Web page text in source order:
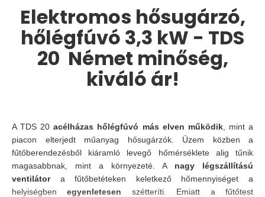
Elektromos hősugárzó,
hőlégfúvó 3,3 kW - TDS
20 Német minőség,
kiváló ár!
A TDS 20acélházas hőlégfúvó más elven működik, mint a
piacon elterjedt műanyag hősugárzók. Üzem közben a
fűtőberendezésből kiáramló levegő hőmérséklete alig tűnik
magasabbnak, mint a környezeté. A nagy légszállítású
ventilátora fűtőbetéteken keletkező hőmennyiséget a
helyiségbenegyenletesen szétteríti. Emiatt a fűtőtest